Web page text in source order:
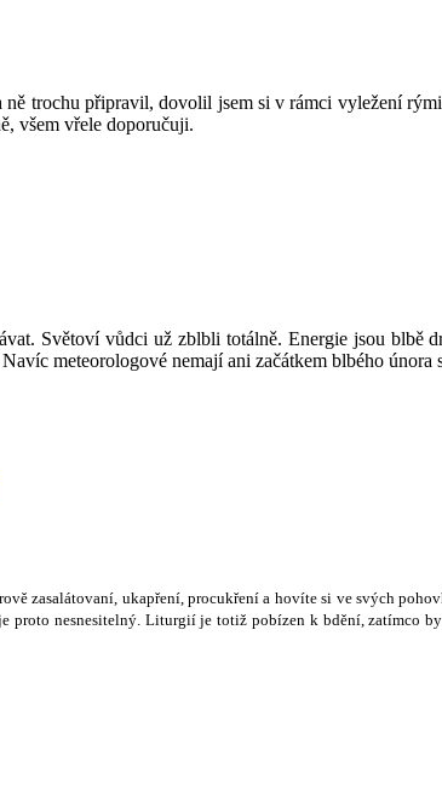
trochu připravil, dovolil jsem si v rámci vyležení
všem vřele doporučuji.
Světoví vůdci už zblbli totálně. Energie jsou blbě
meteorologové nemají ani začátkem blbého
ězasalátovaní, ukapření, procukření a hovíte si ve svých
proto nesnesitelný. Liturgií je totiž pobízen k bdění, zatímco